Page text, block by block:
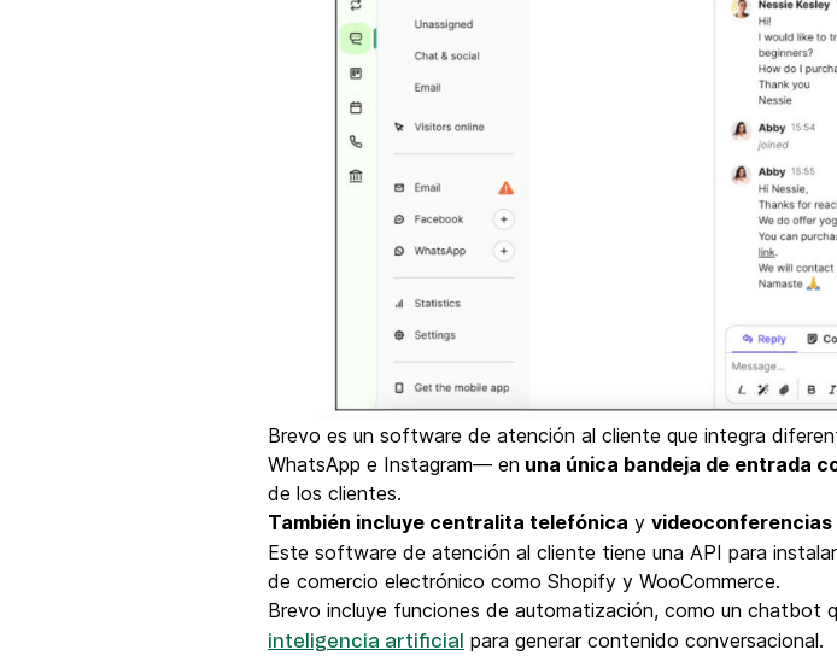
Brevo es un software de atención al cliente que integra
WhatsApp e Instagram— en una única bandeja de entrada
de los clientes.
También incluye centralita telefónica y videoconferencias
Este software de atención al cliente tiene una API para
de comercio electrónico como Shopify y WooCommerce.
Brevo incluye funciones de automatización, como un chatbot
inteligencia artificial
para generar contenido conversacional.